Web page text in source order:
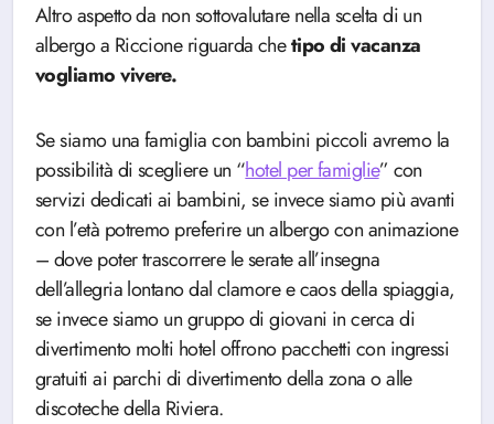
Altro aspetto da non sottovalutare nella scelta di un
albergo a Riccione riguarda chetipo di vacanza
vogliamo vivere.
Se siamo una famiglia con bambini piccoli avremo la
possibilità di scegliere un “hotel per famiglie” con
servizi dedicati ai bambini, se invece siamo più avanti
con l’età potremo preferire un albergo con animazione
– dove poter trascorrere le serate all’insegna
dell’allegria lontano dal clamore e caos della spiaggia,
se invece siamo un gruppo di giovani in cerca di
divertimento molti hotel offrono pacchetti con ingressi
gratuiti ai parchi di divertimento della zona o alle
discoteche della Riviera.